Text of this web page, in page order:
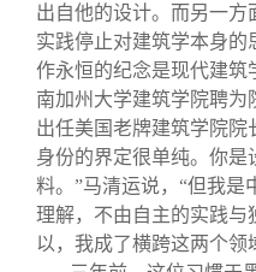
出自他的设计。而另一方
实践停止对建筑学本身的
作永恒的纪念是现代建筑
南加州大学建筑学院聘
出任美国老牌建筑学院院
身份的界定很单纯。你是
料。”马清运说，“但我是
理解，不由自主的实践
以，我成了横跨这两个领